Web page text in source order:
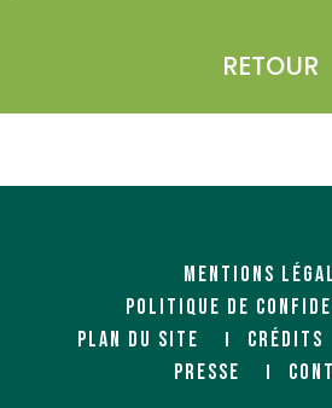
RETOUR
MENTIONS
POLITIQUE DE
PLAN DU SITE
CRÉDITS
PRESSE